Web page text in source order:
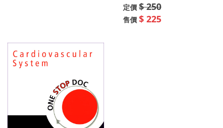
定價 $ 250
售價 $ 225